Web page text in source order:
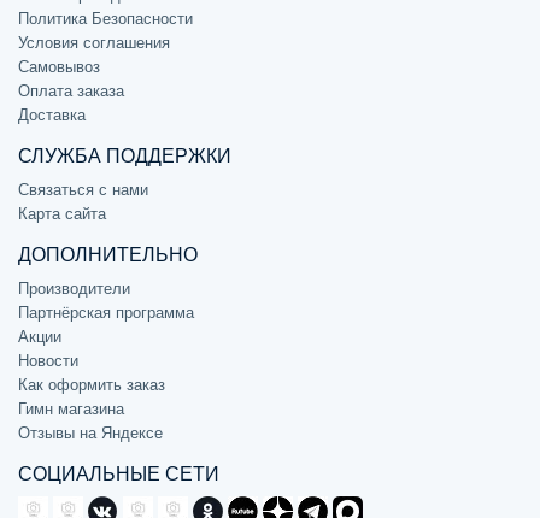
Политика Безопасности
Условия соглашения
Самовывоз
Оплата заказа
Доставка
СЛУЖБА ПОДДЕРЖКИ
Связаться с нами
Карта сайта
ДОПОЛНИТЕЛЬНО
Производители
Партнёрская программа
Акции
Новости
Как оформить заказ
Гимн магазина
Отзывы на Яндексе
СОЦИАЛЬНЫЕ СЕТИ